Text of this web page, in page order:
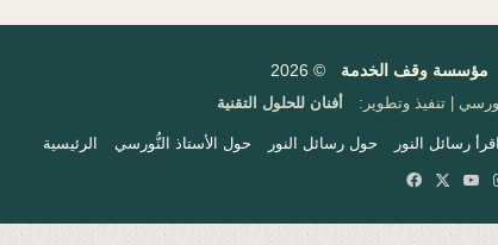
مؤسسة وقف الخدمة © 2026
| تنفيذ وتطوير: أفنان للحلول التقنية
الرئيسية حول الأستاذ النُّورسي حول رسائل النور اقرأ رسائل النور
Facebook
X